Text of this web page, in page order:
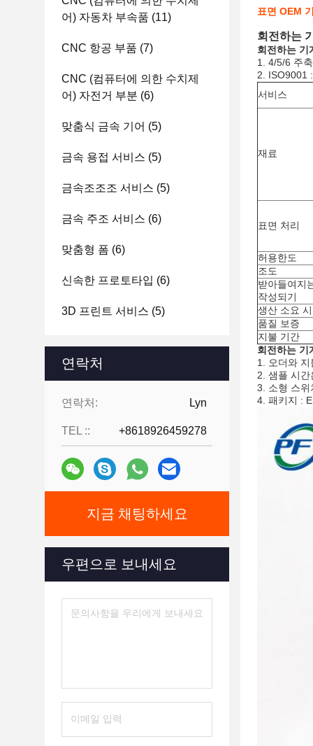
어) 자동차 부속품 (11)
CNC 항공 부품 (7)
CNC (컴퓨터에 의한 수치제
어) 자전거 부분 (6)
맞춤식 금속 기어 (5)
금속 용접 서비스 (5)
금속조조조 서비스 (5)
금속 주조 서비스 (6)
맞춤형 폼 (6)
신속한 프로토타입 (6)
3D 프린트 서비스 (5)
연락처
연락처: Lyn
TEL :: +8618926459278
지금 채팅하세요
우편으로 보내세요
표면 OEM
회전하는
회전하는 기
1. 4/5/6 주
2. ISO9001
서비스
재료
표면 처리
허용한도
조도
받아들여지
작성되기
생산 소요
품질 보증
지불 기간
회전하는 기
1. 오더와
2. 샘플 시
3. 소형 스위
4. 패키지 :